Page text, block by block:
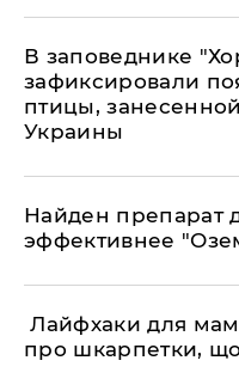
В заповеднике
зафиксировали
птицы,
Украины
Найден препарат
эффективнее
Лайфхаки для
про шкарпетки,